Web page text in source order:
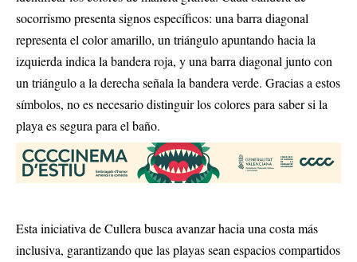
socorrismo presenta signos específicos: una barra diagonal
representa el color amarillo, un triángulo apuntando hacia la
izquierda indica la bandera roja, y una barra diagonal junto con
un triángulo a la derecha señala la bandera verde. Gracias a estos
símbolos, no es necesario distinguir los colores para saber si la
playa es segura para el baño.
Esta iniciativa de Cullera busca avanzar hacia una costa más
inclusiva, garantizando que las playas sean espacios compartidos